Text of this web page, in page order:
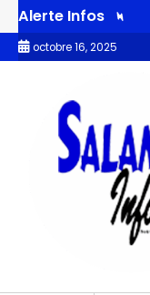
Alerte Infos
des valeurs
octobre 16, 2025